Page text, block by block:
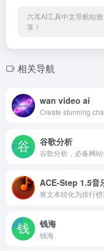
六耳AI工具中文导航站
享！
相关导航
wan video ai
谷歌分析
钱海
钱海